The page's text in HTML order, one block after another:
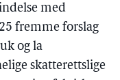
med
fremme forslag
og la
skatterettslige